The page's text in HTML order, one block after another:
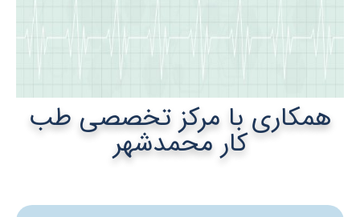
همکاری با مرکز تخصصی طب
کار محمدشهر